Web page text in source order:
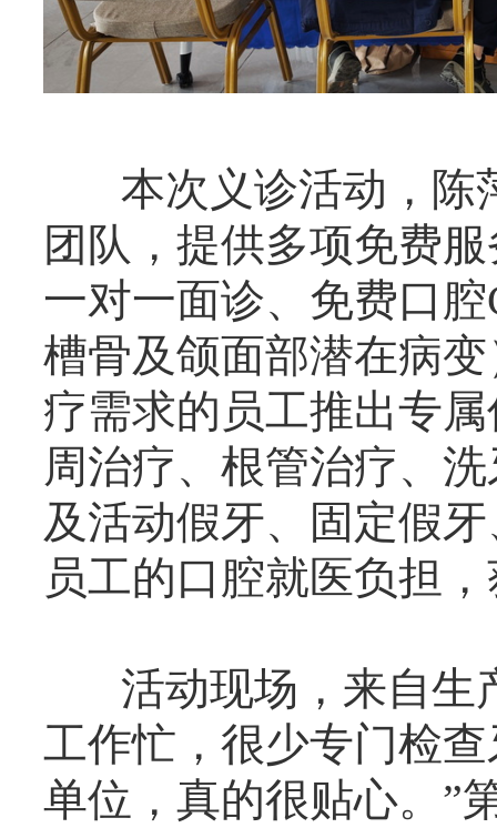
本次义诊活动，陈
团队，提供多项免费
一对一面诊、免费口
槽骨及颌面部潜在病
疗需求的员工推出专
周治疗、根管治疗、
及活动假牙、固定假
员工的口腔就医负担
活动现场，来自生
工作忙，很少专门检
单位，真的很贴心。”